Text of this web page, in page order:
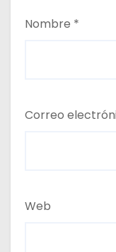
Nombre *
Correo
Web